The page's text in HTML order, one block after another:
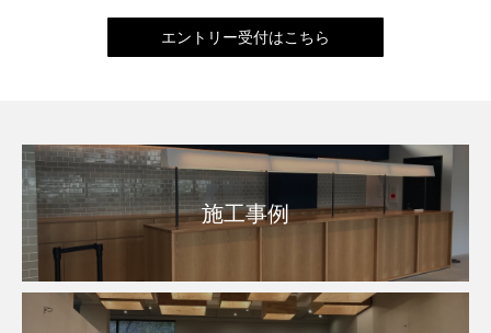
エントリー受付はこちら
施工事例